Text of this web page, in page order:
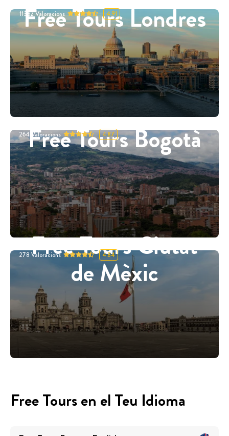
Free Tours Londres
11332Valoracions 4.91
Free Tours Bogotà
264 Valoracions 4.87
Free Tours Ciutat
de Mèxic
278 Valoracions 4.84
Free Tours en el Teu Idioma